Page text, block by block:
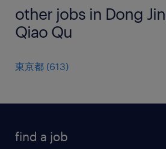
other jobs in Dong
Qiao Qu
東京都 (613)
find a job